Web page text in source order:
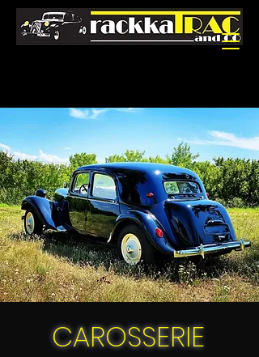
CAROSSERIE